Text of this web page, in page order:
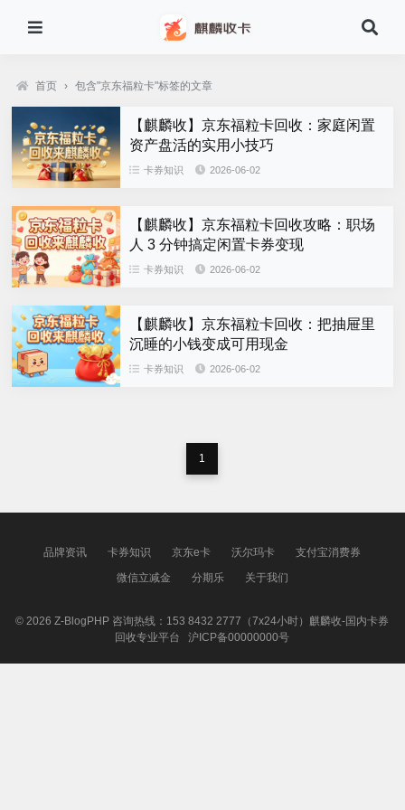
首页 › 包含"京东福粒卡"标签的文章
【麒麟收】京东福粒卡回收：家庭闲置
资产盘活的实用小技巧
卡券知识 2026-06-02
【麒麟收】京东福粒卡回收攻略：职场
人 3 分钟搞定闲置卡券变现
卡券知识 2026-06-02
【麒麟收】京东福粒卡回收：把抽屉里
沉睡的小钱变成可用现金
卡券知识 2026-06-02
1
品牌资讯 卡券知识 京东e卡 沃尔玛卡
支付宝消费券
微信立减金
分期乐 关于我们
© 2026Z-BlogPHP 咨询热线：153 8432 2777（7x24小时）麒麟收-国内卡券
回收专业平台沪ICP备00000000号